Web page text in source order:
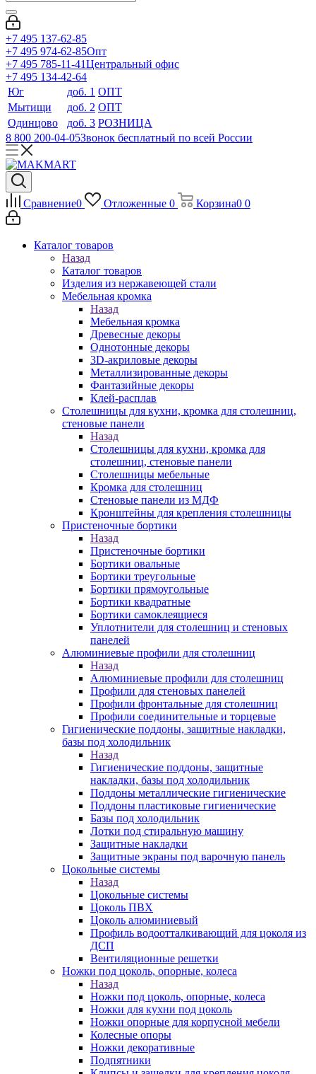
+7 495 137-62-85
+7 495 974-62-85Опт
+7 495 785-11-41Центральный офис
+7 495 134-42-64
Юг
доб. 1 ОПТ
Мытищи
доб. 2 ОПТ
Одинцово
доб. 3 РОЗНИЦА
8 800 200-04-05Звонок бесплатный по всей России
Сравнение0 Отложенные 0 Корзина0 0
Каталог товаров
Назад
Каталог товаров
Изделия из нержавеющей стали
Мебельная кромка
Назад
Мебельная кромка
Древесные декоры
Однотонные декоры
3D-акриловые декоры
Металлизированные декоры
Фантазийные декоры
Клей-расплав
Столешницы для кухни, кромка для столешниц,
стеновые панели
Назад
Столешницы для кухни, кромка для
столешниц, стеновые панели
Столешницы мебельные
Кромка для столешниц
Стеновые панели из МДФ
Кронштейны для крепления столешницы
Пристеночные бортики
Назад
Пристеночные бортики
Бортики овальные
Бортики треугольные
Бортики прямоугольные
Бортики квадратные
Бортики самоклеящиеся
Уплотнители для столешниц и стеновых
панелей
Алюминиевые профили для столешниц
Назад
Алюминиевые профили для столешниц
Профили для стеновых панелей
Профили фронтальные для столешниц
Профили соединительные и торцевые
Гигиенические поддоны, защитные накладки,
базы под холодильник
Назад
Гигиенические поддоны, защитные
накладки, базы под холодильник
Поддоны металлические гигиенические
Поддоны пластиковые гигиенические
Базы под холодильник
Лотки под стиральную машину
Защитные накладки
Защитные экраны под варочную панель
Цокольные системы
Назад
Цокольные системы
Цоколь ПВХ
Цоколь алюминиевый
Профиль водоотталкивающий для цоколя из
ДСП
Вентиляционные решетки
Ножки под цоколь, опорные, колеса
Назад
Ножки под цоколь, опорные, колеса
Ножки для кухни под цоколь
Ножки опорные для корпусной мебели
Колесные опоры
Ножки декоративные
Подпятники